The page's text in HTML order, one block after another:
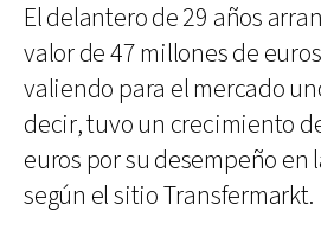
El delantero de 29 años
valor de 47 millones de
valiendo para el mercado
decir, tuvo un crecimiento
euros por su desempeño en
según el sitio Transfermarkt.